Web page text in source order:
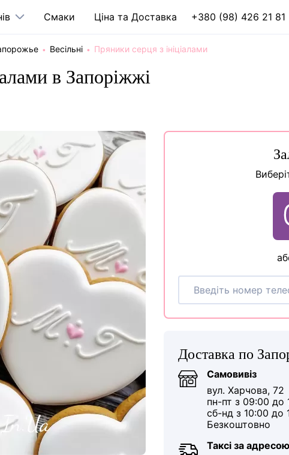
Cмаки Ціна та Доставка +380 (98) 426 21 81
Весільні Пряники серця з ініціалами
в Запоріжжі
Доставка по
Самовивіз
вул. Харчова, 72
пн-пт з 09:00 до
сб-нд з 10:00 до
Безкоштовно
Таксі за адресою